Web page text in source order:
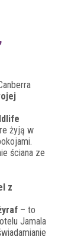
żyją w
ściana ze
z
– to
Jamala